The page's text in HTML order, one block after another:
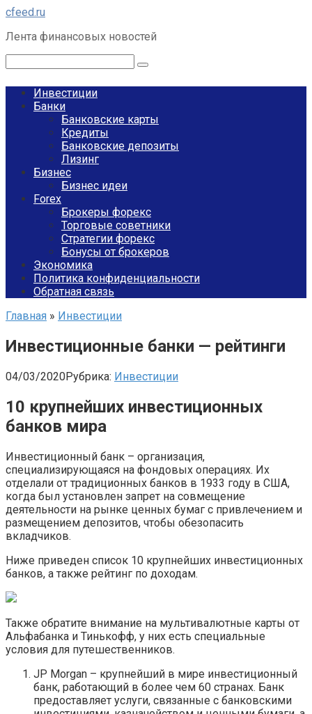
Перейти
контенту
cfeed.ru
Лента финансовых новостей
Инвестиции
Банки
Банковские карты
Кредиты
Банковские депозиты
Лизинг
Бизнес
Бизнес идеи
Forex
Брокеры форекс
Торговые советники
Стратегии форекс
Бонусы от брокеров
Экономика
Политика конфиденциальности
Обратная связь
Главная » Инвестиции
Инвестиционные банки — рейтинги
04/03/2020Рубрика: Инвестиции
10 крупнейших инвестиционных
банков мира
Инвестиционный банк – организация,
специализирующаяся на фондовых операциях. Их
отделали от традиционных банков в 1933 году в США,
когда был установлен запрет на совмещение
деятельности на рынке ценных бумаг с привлечением и
размещением депозитов, чтобы обезопасить
вкладчиков.
Ниже приведен список 10 крупнейших инвестиционных
банков, а также рейтинг по доходам.
Также обратите внимание на мультивалютные карты от
Альфабанка и Тинькофф, у них есть специальные
условия для путешественников.
JP Morgan – крупнейший в мире инвестиционный
банк, работающий в более чем 60 странах. Банк
предоставляет услуги, связанные с банковскими